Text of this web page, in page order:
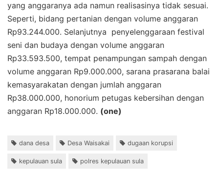
yang anggaranya ada namun realisasinya tidak sesuai.
Seperti, bidang pertanian dengan volume anggaran
Rp93.244.000. Selanjutnya penyelenggaraan festival
seni dan budaya dengan volume anggaran
Rp33.593.500, tempat penampungan sampah dengan
volume anggaran Rp9.000.000, sarana prasarana balai
kemasyarakatan dengan jumlah anggaran
Rp38.000.000, honorium petugas kebersihan dengan
anggaran Rp18.000.000. (one)
dana desa Desa Waisakai dugaan korupsi
kepulauan sula polres kepulauan sula